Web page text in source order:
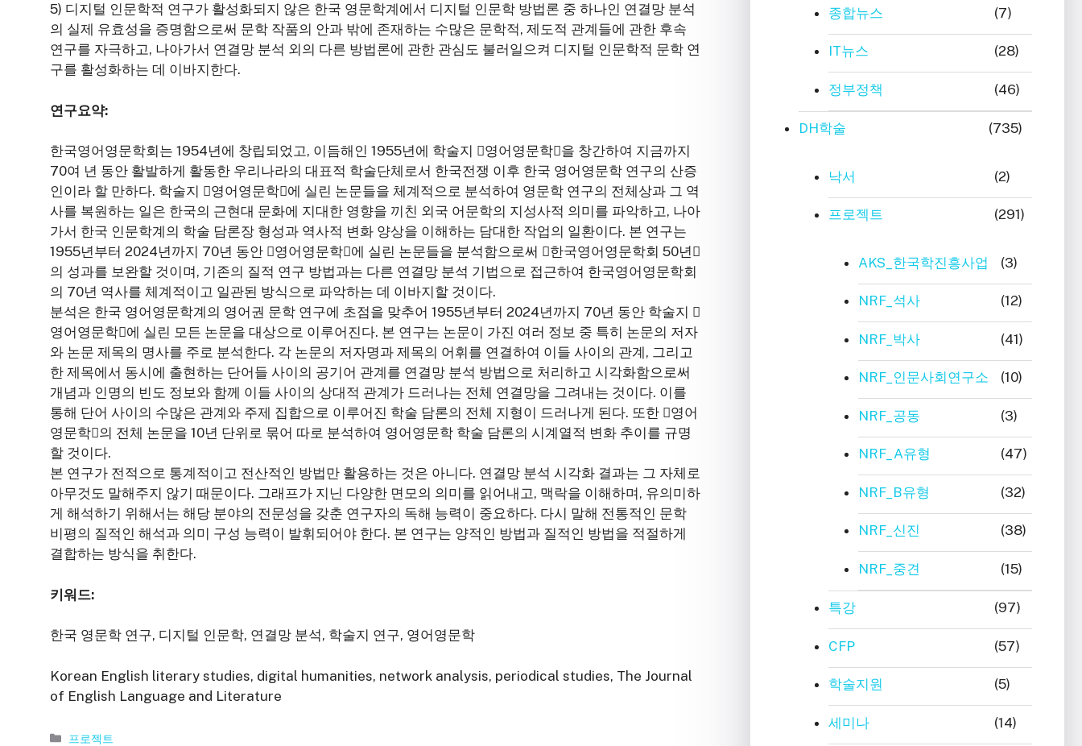
5) 디지털 인문학적 연구가 활성화되지 않은 한국 영문학계에서 디지털 인문학 방법론 중 하나인 연결망 분석
의 실제 유효성을 증명함으로써 문학 작품의 안과 밖에 존재하는 수많은 문학적, 제도적 관계들에 관한 후속
연구를 자극하고, 나아가서 연결망 분석 외의 다른 방법론에 관한 관심도 불러일으켜 디지털 인문학적 문학 연
구를 활성화하는 데 이바지한다.
연구요약:
한국영어영문학회는 1954년에 창립되었고, 이듬해인 1955년에 학술지 󰡔영어영문학󰡕을 창간하여 지금까지
70여 년 동안 활발하게 활동한 우리나라의 대표적 학술단체로서 한국전쟁 이후 한국 영어영문학 연구의 산증
인이라 할 만하다. 학술지 󰡔영어영문학󰡕에 실린 논문들을 체계적으로 분석하여 영문학 연구의 전체상과 그 역
사를 복원하는 일은 한국의 근현대 문화에 지대한 영향을 끼친 외국 어문학의 지성사적 의미를 파악하고, 나아
가서 한국 인문학계의 학술 담론장 형성과 역사적 변화 양상을 이해하는 담대한 작업의 일환이다. 본 연구는
1955년부터 2024년까지 70년 동안 󰡔영어영문학󰡕에 실린 논문들을 분석함으로써 󰡔한국영어영문학회 50년󰡕
의 성과를 보완할 것이며, 기존의 질적 연구 방법과는 다른 연결망 분석 기법으로 접근하여 한국영어영문학회
의 70년 역사를 체계적이고 일관된 방식으로 파악하는 데 이바지할 것이다.
분석은 한국 영어영문학계의 영어권 문학 연구에 초점을 맞추어 1955년부터 2024년까지 70년 동안 학술지 󰡔
영어영문학󰡕에 실린 모든 논문을 대상으로 이루어진다. 본 연구는 논문이 가진 여러 정보 중 특히 논문의 저자
와 논문 제목의 명사를 주로 분석한다. 각 논문의 저자명과 제목의 어휘를 연결하여 이들 사이의 관계, 그리고
한 제목에서 동시에 출현하는 단어들 사이의 공기어 관계를 연결망 분석 방법으로 처리하고 시각화함으로써
개념과 인명의 빈도 정보와 함께 이들 사이의 상대적 관계가 드러나는 전체 연결망을 그려내는 것이다. 이를
통해 단어 사이의 수많은 관계와 주제 집합으로 이루어진 학술 담론의 전체 지형이 드러나게 된다. 또한 󰡔영어
영문학󰡕의 전체 논문을 10년 단위로 묶어 따로 분석하여 영어영문학 학술 담론의 시계열적 변화 추이를 규명
할 것이다.
본 연구가 전적으로 통계적이고 전산적인 방법만 활용하는 것은 아니다. 연결망 분석 시각화 결과는 그 자체로
아무것도 말해주지 않기 때문이다. 그래프가 지닌 다양한 면모의 의미를 읽어내고, 맥락을 이해하며, 유의미하
게 해석하기 위해서는 해당 분야의 전문성을 갖춘 연구자의 독해 능력이 중요하다. 다시 말해 전통적인 문학
비평의 질적인 해석과 의미 구성 능력이 발휘되어야 한다. 본 연구는 양적인 방법과 질적인 방법을 적절하게
결합하는 방식을 취한다.
키워드:
한국 영문학 연구, 디지털 인문학, 연결망 분석, 학술지 연구, 영어영문학
Korean English literary studies, digital humanities, network analysis, periodical studies, The Journal
of English Language and Literature
카
프로젝트
종합뉴스 (7)
IT뉴스 (28)
정부정책 (46)
DH학술 (735)
낙서 (2)
프로젝트 (291)
AKS_한국학진흥사업 (3)
NRF_석사 (12)
NRF_박사 (41)
NRF_인문사회연구소 (10)
NRF_공동 (3)
NRF_A유형 (47)
NRF_B유형 (32)
NRF_신진 (38)
NRF_중견 (15)
특강 (97)
CFP (57)
학술지원 (5)
세미나 (14)